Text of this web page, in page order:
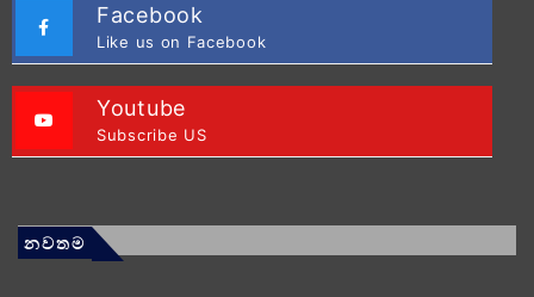
Facebook
Like us on Facebook
Youtube
Subscribe US
නවතම